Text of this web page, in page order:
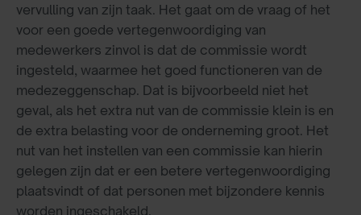
vervulling van zijn taak. Het gaat om de vraag of het
voor een goede vertegenwoordiging van
medewerkers zinvol is dat de commissie wordt
ingesteld, waarmee het goed functioneren van de
medezeggenschap. Dat is bijvoorbeeld niet het
geval, als het extra nut van de commissie klein is en
de extra belasting voor de onderneming groot. Het
nut van het instellen van een commissie kan hierin
gelegen zijn dat er een betere vertegenwoordiging
plaatsvindt of dat personen met bijzondere kennis
worden ingeschakeld.